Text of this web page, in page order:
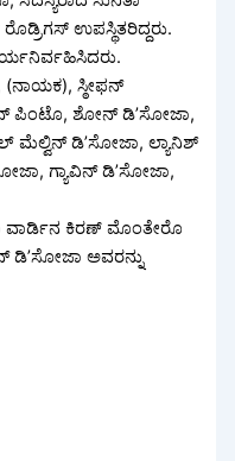
ಉಪಸ್ಥಿತರಿದ್ದರು.
ಸ್ಠೀಫನ್‌
ಪಿಂಟೊ, ಶೋನ್‌ ಡಿ’ಸೋಜಾ,
ಮೆಲ್ವಿನ್‌ ಡಿ’ಸೋಜಾ, ಲ್ಯಾನಿಶ್
ಗ್ಯಾವಿನ್‌ ಡಿ’ಸೋಜಾ,
ವಾರ್ಡಿನ ಕಿರಣ್‌ ಮೊಂತೇರೊ
ಡಿ’ಸೋಜಾ ಅವರನ್ನು